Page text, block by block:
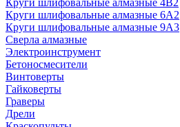
Круги шлифовальные алмазные 4В2
Круги шлифовальные алмазные 6A2
Круги шлифовальные алмазные 9А3
Сверла алмазные
Электроинструмент
Бетоносмесители
Винтоверты
Гайковерты
Граверы
Дрели